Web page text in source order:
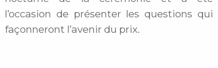
l’occasion de présenter les questions qui
façonneront l’avenir du prix.